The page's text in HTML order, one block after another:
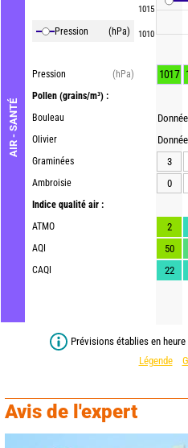
AIR - SANTÉ
Pression (hPa)
Pression
(hPa)
Pollen (grains/m³) :
Bouleau
Olivier
Graminées
Ambroisie
Indice qualité air :
ATMO
AQI
CAQI
1015
1010
1017
3
0
2
50
22
Prévisions établies en
Légende
Avis de l'expert